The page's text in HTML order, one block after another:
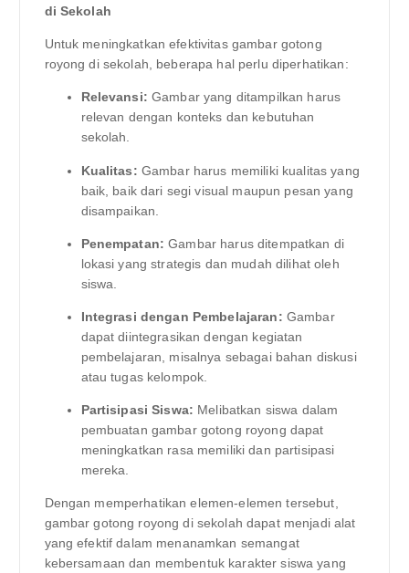
di Sekolah
Untuk meningkatkan efektivitas gambar gotong
royong di sekolah, beberapa hal perlu diperhatikan:
Relevansi: Gambar yang ditampilkan harus
relevan dengan konteks dan kebutuhan
sekolah.
Kualitas: Gambar harus memiliki kualitas yang
baik, baik dari segi visual maupun pesan yang
disampaikan.
Penempatan: Gambar harus ditempatkan di
lokasi yang strategis dan mudah dilihat oleh
siswa.
Integrasi dengan Pembelajaran: Gambar
dapat diintegrasikan dengan kegiatan
pembelajaran, misalnya sebagai bahan diskusi
atau tugas kelompok.
Partisipasi Siswa: Melibatkan siswa dalam
pembuatan gambar gotong royong dapat
meningkatkan rasa memiliki dan partisipasi
mereka.
Dengan memperhatikan elemen-elemen tersebut,
gambar gotong royong di sekolah dapat menjadi alat
yang efektif dalam menanamkan semangat
kebersamaan dan membentuk karakter siswa yang